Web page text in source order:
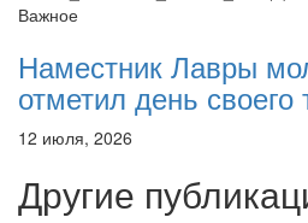
Важное
Наместник Лавры
отметил день своего
12 июля, 2026
Другие